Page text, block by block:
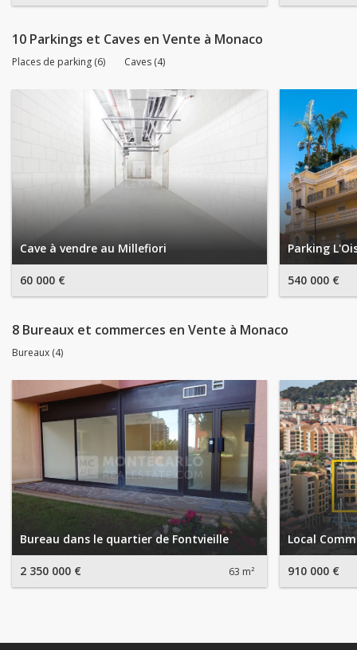
10 Parkings et Caves en Vente à Monaco
Places de parking (6) Caves (4)
Cave à vendre au Millefiori
60 000 €
Parking
540 000 €
8 Bureaux et commerces en Vente à Monaco
Bureaux (4)
Bureau dans le quartier de Fontvieille
2 350 000 € 63 m²
Local
910 000 €